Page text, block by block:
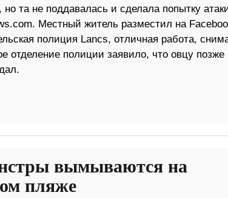
но та не поддавалась и сделала попытку
Местный житель разместил на
полиция Lancs, отличная работа,
отделение полиции заявило, что овцу позже
вымываются на
пляже